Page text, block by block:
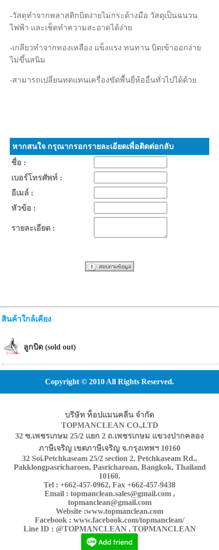
-วัสดุทำจากพลาสติกบิดง่ายไม่กระด้างมือ วัสดุเป็นฉนวน
ไฟฟ้า และเช็ดทำความสะอาดได้ง่าย
-เกลียวทำจากทองเหลือง แข็งแรง ทนทาน บิดเข้าออกง่าย
ไม่ขึ้นสนิม
-สามารถเปลี่ยนทดแทนเครื่องขัดพื้นยี่ห้ออื่นทั่วไปได้ด้วย
หากสนใจ กรุณากรอกรายละเอียดเพื่อติดต่อกลับ
ชื่อ :
เบอร์โทรศัพท์ :
อีเมล์ :
หัวข้อ :
รายละเอียด :
สินค้าใกล้เคียง
ลูกบิด (sold out)
Copyright © 2010 All Rights Reserved.
บริษัท ท็อปแมนคลีน จำกัด
TOPMANCLEAN CO.,LTD
32 ซ.เพชรเกษม 25/2 แยก 2 ถ.เพชรเกษม แขวงปากคลอง
ภาษีเจริญ เขตภาษีเจริญ จ.กรุงเทพฯ 10160
32 Soi.Petchkaseam 25/2 section 2, Petchkaseam Rd.,
Pakklongpasricharoen, Pasricharoan, Bangkok, Thailand
10160.
Tel : +662-457-0962, Fax +662-457-9438
Email : topmanclean.sales@gmail.com ,
topmanclean@gmail.com
Website :www.topmanclean.com
Facebook : www.facebook.com/topmanclean/
Line ID : @TOPMANCLEAN , TOPMANCLEAN